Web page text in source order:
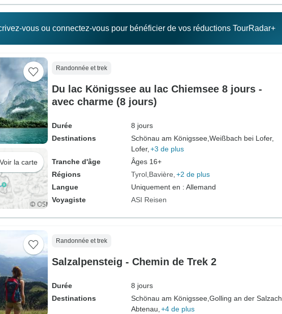
vous ou connectez-vous pour bénéficier de vos réductions TourRadar+
la carte
Randonnée et trek
Du lac Königssee au lac Chiemsee 8 jours -
avec charme (8 jours)
Durée
8 jours
Destinations
Schönau am Königssee, Weißbach bei Lofer,
Lofer, +3 de plus
Tranche d'âge
Âges 16+
Régions
Tyrol Bavière +2 de plus
Langue
Uniquement en : Allemand
Voyagiste
ASI Reisen
Randonnée et trek
Salzalpensteig - Chemin de Trek 2
Durée
8 jours
Destinations
Schönau am Königssee, Golling an der Salzach,
Abtenau, +4 de plus